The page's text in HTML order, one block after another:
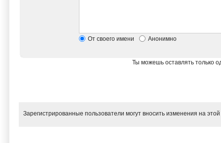
От своего имени Анонимно
Ты можешь оставлять только
Зарегистрированные пользователи могут вносить изменения на